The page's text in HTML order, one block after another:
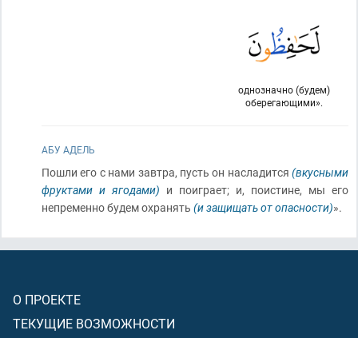
однозначно (будем)
оберегающими».
АБУ АДЕЛЬ
Пошли его с нами завтра, пусть он насладится (вкусными
фруктами и ягодами) и поиграет; и, поистине, мы его
непременно будем охранять (и защищать от опасности)».
О ПРОЕКТЕ
ТЕКУЩИЕ ВОЗМОЖНОСТИ